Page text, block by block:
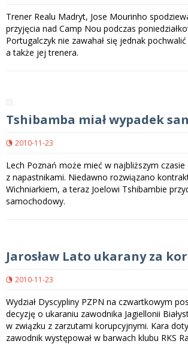
Trener Realu Madryt, Jose Mourinho
przyjęcia nad Camp Nou podczas
Portugalczyk nie zawahał się jednak
a także jej trenera.
Tshibamba miał wypadek
2010-11-23
Lech Poznań może mieć w najbliższym
z napastnikami. Niedawno rozwiązano
Wichniarkiem, a teraz Joelowi Tshibambie
samochodowy.
Jarosław Lato ukarany za
2010-11-23
Wydział Dyscypliny PZPN na czwartkowym
decyzję o ukaraniu zawodnika Jagiellonii
w związku z zarzutami korupcyjnymi. Kara
zawodnik występował w barwach klubu RKS